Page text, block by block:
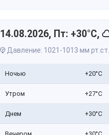
14.08.2026, Пт: +30°C,
Давление: 1021-1013 мм рт.ст.
Ночью +20°C
Утром +27°C
Днем +30°C